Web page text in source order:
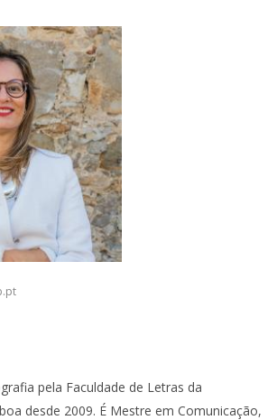
pela Faculdade de Letras da
desde 2009. É Mestre em Comunicação,